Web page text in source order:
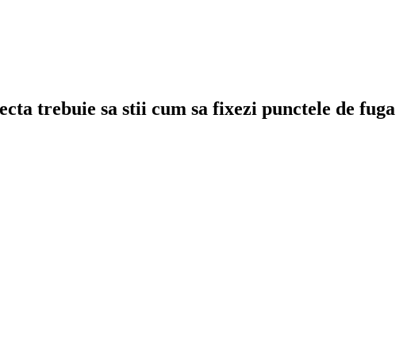
trebuie sa stii cum sa fixezi punctele de fuga